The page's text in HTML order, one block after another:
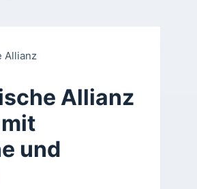
Allianz
Allianz
und